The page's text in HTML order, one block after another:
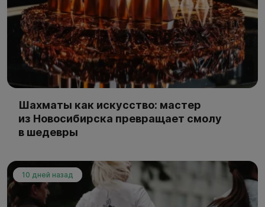
Шахматы как искусство: мастер
из Новосибирска превращает смолу
в шедевры
10 дней назад